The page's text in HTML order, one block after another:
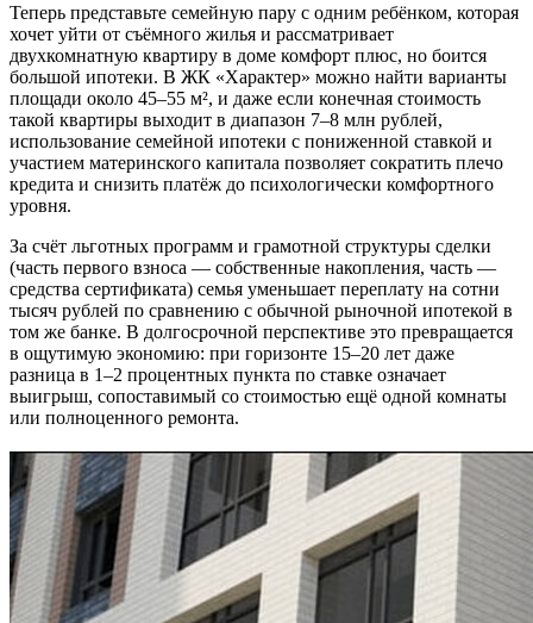
Теперь представьте семейную пару с одним ребёнком, которая
хочет уйти от съёмного жилья и рассматривает
двухкомнатную квартиру в доме комфорт плюс, но боится
большой ипотеки. В ЖК «Характер» можно найти варианты
площади около 45–55 м², и даже если конечная стоимость
такой квартиры выходит в диапазон 7–8 млн рублей,
использование семейной ипотеки с пониженной ставкой и
участием материнского капитала позволяет сократить плечо
кредита и снизить платёж до психологически комфортного
уровня.
За счёт льготных программ и грамотной структуры сделки
(часть первого взноса — собственные накопления, часть —
средства сертификата) семья уменьшает переплату на сотни
тысяч рублей по сравнению с обычной рыночной ипотекой в
том же банке. В долгосрочной перспективе это превращается
в ощутимую экономию: при горизонте 15–20 лет даже
разница в 1–2 процентных пункта по ставке означает
выигрыш, сопоставимый со стоимостью ещё одной комнаты
или полноценного ремонта.